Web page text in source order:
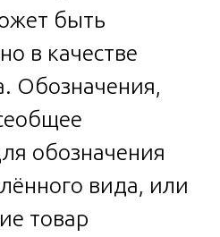
быть
в качестве
Обозначения,
обозначения
вида, или
товар